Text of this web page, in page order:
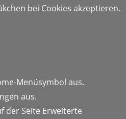
bei Cookies akzeptieren.
Menüsymbol aus.
aus.
der Seite Erweiterte